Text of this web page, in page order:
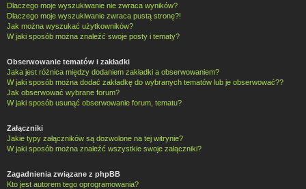
Dlaczego moje wyszukiwanie nie zwraca wyników?
Dlaczego moje wyszukiwanie zwraca pustą stronę?!
Jak można wyszukać użytkowników?
W jaki sposób można znaleźć swoje posty i tematy?
Obserwowanie tematów i zakładki
Jaka jest różnica między dodaniem zakładki a obserwowaniem?
W jaki sposób można dodać zakładkę do wybranych tematów lub je obserwować??
Jak obserwować wybrane forum?
W jaki sposób usunąć obserwowanie forum, tematu?
Załączniki
Jakie typy załączników są dozwolone na tej witrynie?
W jaki sposób można znaleźć wszystkie swoje załączniki?
Zagadnienia związane z phpBB
Kto jest autorem tego oprogramowania?